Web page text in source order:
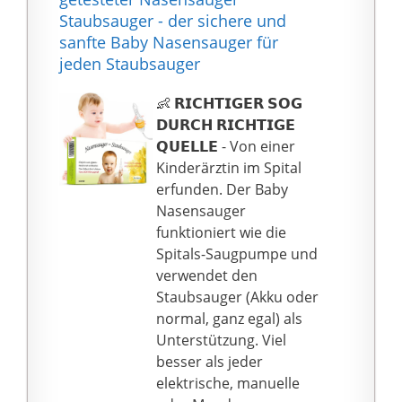
keine Sorge, dass
Schimmel und
Bakterien im Inneren
wachsen werden.
DynaBliss Nasensauger
Baby Elektrisch ist mit
einem hochwertigen
Motor ausgestattet, um
einen geräuscharmen
Betrieb zu
gewährleisten, und es
gibt ein warmes LED-
Licht, so dass Ihr Baby
eine saubere Nase
Erfahrung in einer
ruhigen Umgebung
genießen kann. Helfen
Sie Ihrem Baby, besser
können die
entsprechende Stärke
entsprechend dem
Alter des Babys und der
Weichheit der
Nasenhöhle
verwenden. Gleichzeitig
können
unterschiedliche
Intensitäten
entsprechend den
Emotionen des Babys
eingestellt werden und
schließlich den Hintern
in der Nase flexibel und
zuverlässig reinigen.
★【Wiederaufladbar】:
Laden Sie einfach über
Staubsauger - der sichere und
sanfte Baby Nasensauger für
jeden Staubsauger
👶 𝗥𝗜𝗖𝗛𝗧𝗜𝗚𝗘𝗥 𝗦𝗢𝗚
𝗗𝗨𝗥𝗖𝗛 𝗥𝗜𝗖𝗛𝗧𝗜𝗚𝗘
𝗤𝗨𝗘𝗟𝗟𝗘 - Von einer
Kinderärztin im Spital
erfunden. Der Baby
Nasensauger
funktioniert wie die
Spitals-Saugpumpe und
verwendet den
Staubsauger (Akku oder
normal, ganz egal) als
Unterstützung. Viel
besser als jeder
elektrische, manuelle